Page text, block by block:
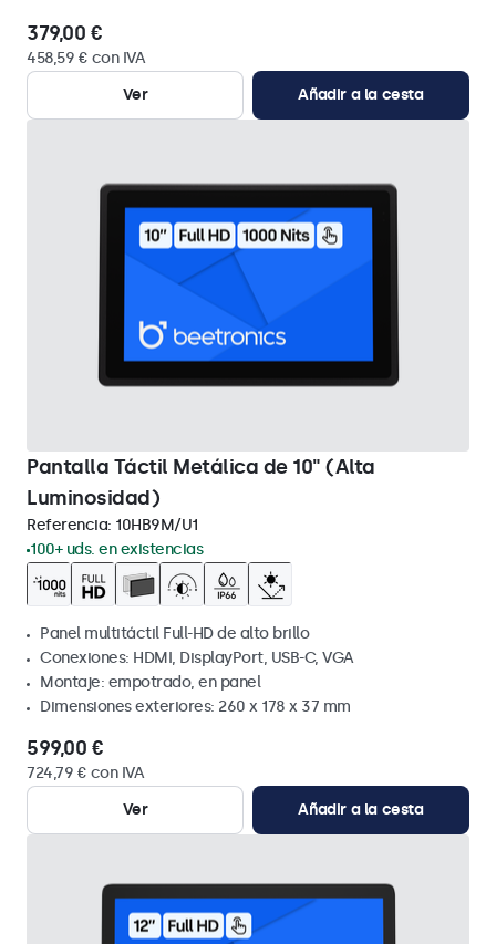
379,00 €
458,59 € con IVA
Ver
Añadir a la cesta
Pantalla Táctil Metálica de 10" (Alta
Luminosidad)
Referencia: 10HB9M/U1
100+ uds. en existencias
Panel multitáctil Full-HD de alto brillo
Conexiones: HDMI, DisplayPort, USB-C, VGA
Montaje: empotrado, en panel
Dimensiones exteriores: 260 x 178 x 37 mm
599,00 €
724,79 € con IVA
Ver
Añadir a la cesta